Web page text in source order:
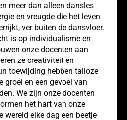
meer dan alleen dansles
en vreugde die het leven
ver buiten de dansvloer.
is op individualisme en
onze docenten aan
ze creativiteit en
toewijding hebben talloze
groei en een gevoel van
We zijn onze docenten
het hart van onze
wereld elke dag een beetje